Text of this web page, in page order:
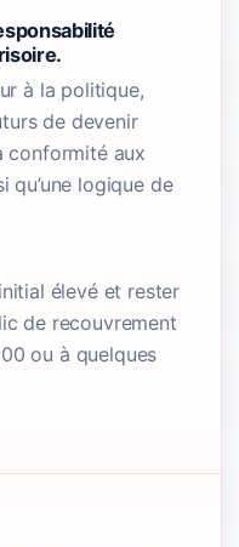
à la politique,
de devenir
conformité aux
qu’une logique de
élevé et rester
de recouvrement
ou à quelques